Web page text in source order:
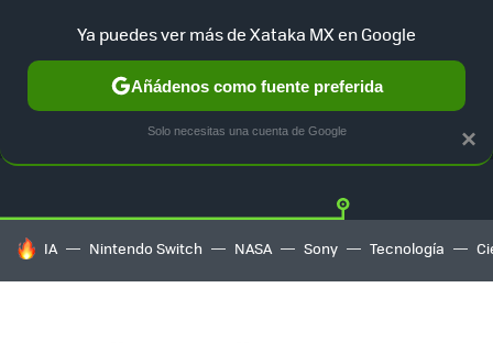
GUÍA DE COMPRAS MERCADO LIBRE
HOY SE HABLA DE
IA Nintendo Switch NASA Sony Tecnología
×
Ya puedes ver más de Xataka MX en Google
Añádenos como fuente preferida
Solo necesitas una cuenta de Google